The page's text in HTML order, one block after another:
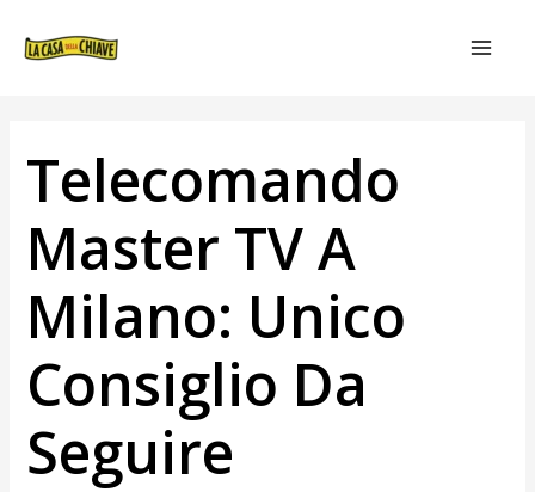
Telecomando
Master TV A
Milano: Unico
Consiglio Da
Seguire
ARTICOLI